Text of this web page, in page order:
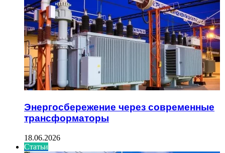
Энергосбережение через современные
трансформаторы
18.06.2026
Статьи